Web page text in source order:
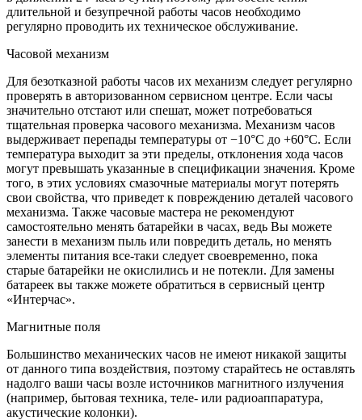
длительной и безупречной работы часов необходимо
регулярно проводить их техническое обслуживание.
Часовой механизм
Для безотказной работы часов их механизм следует регулярно
проверять в авторизованном сервисном центре. Если часы
значительно отстают или спешат, может потребоваться
тщательная проверка часового механизма. Механизм часов
выдерживает перепады температуры от −10°C до +60°C. Если
температура выходит за эти пределы, отклонения хода часов
могут превышать указанные в спецификации значения. Кроме
того, в этих условиях смазочные материалы могут потерять
свои свойства, что приведет к повреждению деталей часового
механизма. Также часовые мастера не рекомендуют
самостоятельно менять батарейки в часах, ведь Вы можете
занести в механизм пыль или повредить деталь, но менять
элементы питания все-таки следует своевременно, пока
старые батарейки не окислились и не потекли. Для замены
батареек вы также можете обратиться в сервисный центр
«Интерчас».
Магнитные поля
Большинство механических часов не имеют никакой защиты
от данного типа воздействия, поэтому старайтесь не оставлять
надолго ваши часы возле источников магнитного излучения
(например, бытовая техника, теле- или радиоаппаратура,
акустические колонки).